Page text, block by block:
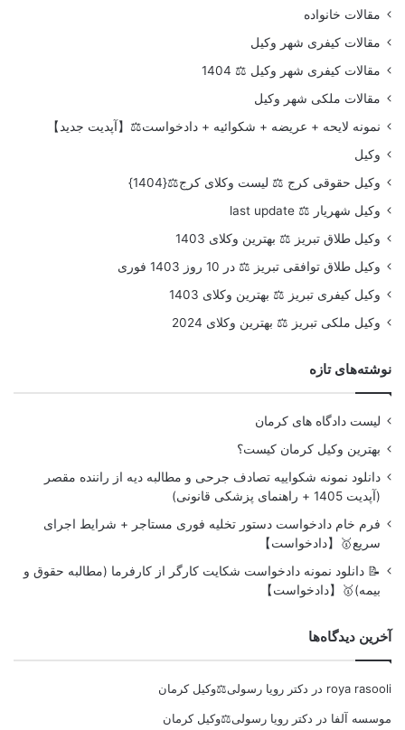
مقالات خانواده
مقالات کیفری شهر وکیل
مقالات کیفری شهر وکیل ⚖️ 1404
مقالات ملکی شهر وکیل
نمونه لایحه + عریضه + شکوائیه + دادخواست⚖️【آپدیت جدید】
وکیل
وکیل حقوقی کرج ⚖️ لیست وکلای کرج⚖️{1404}
وکیل شهریار ⚖️ last update
وکیل طلاق تبریز ⚖️ بهترین وکلای 1403
وکیل طلاق توافقی تبریز ⚖️ در 10 روز 1403 فوری
وکیل کیفری تبریز ⚖️ بهترین وکلای 1403
وکیل ملکی تبریز ⚖️ بهترین وکلای 2024
نوشته‌های تازه
لیست دادگاه های کرمان
بهترین وکیل کرمان کیست؟
دانلود نمونه شکواییه تصادف جرحی و مطالبه دیه از راننده مقصر
(آپدیت 1405 + راهنمای پزشکی قانونی)
فرم خام دادخواست دستور تخلیه فوری مستاجر + شرایط اجرای
سریع🥇【دادخواست】
📝 دانلود نمونه دادخواست شکایت کارگر از کارفرما (مطالبه حقوق و
بیمه)🥇【دادخواست】
آخرین دیدگاه‌ها
roya rasooli در دکتر رویا رسولی⚖️وکیل کرمان
موسسه آلفا در دکتر رویا رسولی⚖️وکیل کرمان